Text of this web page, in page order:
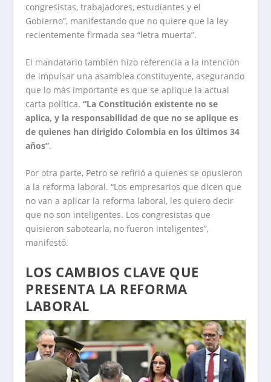
congresistas, trabajadores, estudiantes y el
Gobierno”, manifestando que no quiere que la ley
recientemente firmada sea “letra muerta”.
El mandatario también hizo referencia a la intención
de impulsar una asamblea constituyente, asegurando
que lo más importante es que se aplique la actual
carta política.“La Constitución existente no se
aplica, y la responsabilidad de que no se aplique es
de quienes han dirigido Colombia en los últimos 34
años”.
Por otra parte, Petro se refirió a quienes se opusieron
a la reforma laboral. “Los empresarios que dicen que
no van a aplicar la reforma laboral, les quiero decir
que no son inteligentes. Los congresistas que
quisieron sabotearla, no fueron inteligentes”,
manifestó.
LOS CAMBIOS CLAVE QUE
PRESENTA LA REFORMA
LABORAL